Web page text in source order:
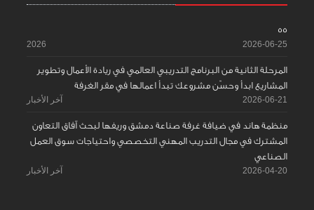
55
2026-06-25
2026
المرحلة الثانية من البرنامج التدريبي العالمي في ريادة الأعمال وتطوير
المشاريع ابدأ وحسّن مشروعك تبدأ اعمالها في مقر الغرفة
2026-06-21 آخر الأخبار
منظمة هاند في ضيافة غرفة صناعة دمشق وريفها لبحث آفاق التعاون
المشترك في مجال التدريب المهني التخصصي واحتياجات سوق العمل
الصناعي
2026-04-20 آخر الأخبار